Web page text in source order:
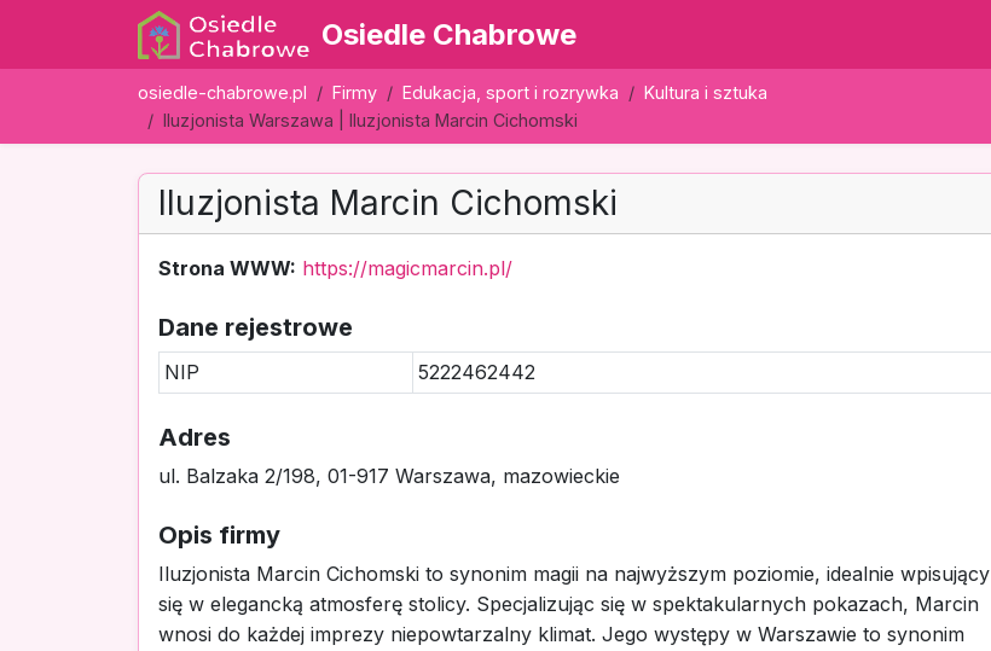
Osiedle Chabrowe
osiedle-chabrowe.pl Firmy Edukacja, sport i rozrywka
Kultura i sztuka
Iluzjonista Warszawa | Iluzjonista Marcin Cichomski
Iluzjonista Marcin Cichomski
Strona WWW: https://magicmarcin.pl/
Dane rejestrowe
NIP 5222462442
Adres
ul. Balzaka 2/198, 01-917 Warszawa, mazowieckie
Opis firmy
Iluzjonista Marcin Cichomski to synonim magii na najwyższym poziomie, idealnie wpisujący
się w elegancką atmosferę stolicy. Specjalizując się w spektakularnych pokazach, Marcin
wnosi do każdej imprezy niepowtarzalny klimat. Jego występy w Warszawie to synonim